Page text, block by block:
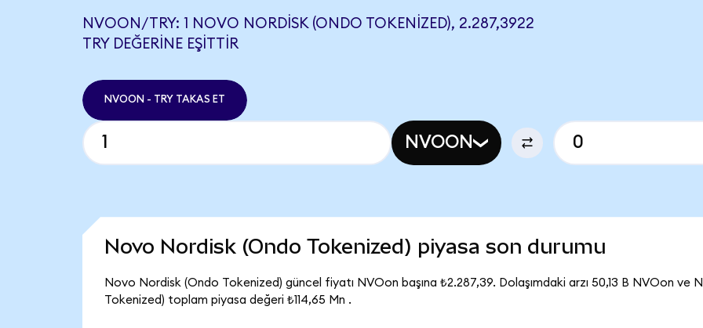
NVOON/TRY: 1 NOVO NORDISK (ONDO TOKENIZED), 2.287,3922
TRY DEĞERINE EŞITTIR
NVOON - TRY TAKAS ET
NVOON
Novo Nordisk (Ondo Tokenized) piyasa son durumu
Novo Nordisk (Ondo Tokenized) güncel fiyatı NVOon başına ₺2.287,39. Dolaşımdaki arzı 50,13 B NVOon ve
Tokenized) toplam piyasa değeri ₺114,65 Mn .